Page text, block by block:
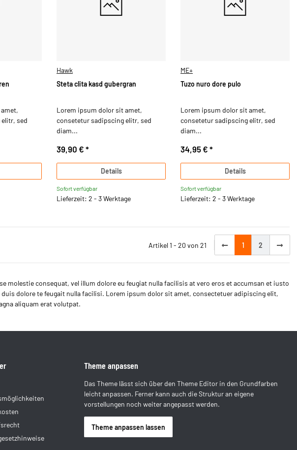
sed
Hawk
Steta clita kasd gubergran
Lorem ipsum dolor sit amet,
consetetur sadipscing elitr, sed
diam...
39,90 € *
Details
Sofort verfügbar
Lieferzeit: 2 - 3 Werktage
ME+
Tuzo nuro dore pulo
Lorem ipsum dolor sit amet,
consetetur sadipscing elitr, sed
diam...
34,95 € *
Details
Sofort verfügbar
Lieferzeit: 2 - 3 Werktage
Artikel 1 - 20 von 21 1 2
molestie consequat, vel illum dolore eu feugiat nulla facilisis at vero eros et accumsan et iusto
dolore te feugait nulla facilisi. Lorem ipsum dolor sit amet, consectetuer adipiscing elit,
aliquam erat volutpat.
Theme anpassen
Das Theme lässt sich über den Theme Editor in den Grundfarben
leicht anpassen. Ferner kann auch die Struktur an eigene
vorstellungen noch weiter angepasst werden.
Theme anpassen lassen